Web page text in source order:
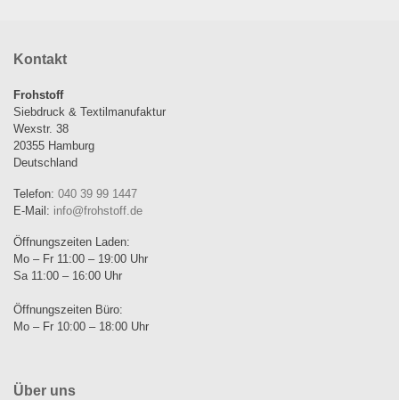
Kontakt
Frohstoff
Siebdruck & Textilmanufaktur
Wexstr. 38
20355 Hamburg
Deutschland
Telefon: 040 39 99 1447
E-Mail: info@frohstoff.de
Öffnungszeiten Laden:
Mo – Fr 11:00 – 19:00 Uhr
Sa 11:00 – 16:00 Uhr
Öffnungszeiten Büro:
Mo – Fr 10:00 – 18:00 Uhr
Über uns